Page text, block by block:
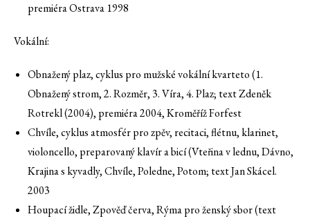
premiéra Ostrava 1998
Vokální:
Obnažený plaz, cyklus pro mužské vokální kvarteto (1.
Obnažený strom, 2. Rozměr, 3. Víra, 4. Plaz; text Zdeněk
Rotrekl (2004), premiéra 2004, Kroměříž Forfest
Chvíle, cyklus atmosfér pro zpěv, recitaci, flétnu, klarinet,
violoncello, preparovaný klavír a bicí (Vteřina v lednu, Dávno,
Krajina s kyvadly, Chvíle, Poledne, Potom; text Jan Skácel.
2003
Houpací židle, Zpověď červa, Rýma pro ženský sbor (text